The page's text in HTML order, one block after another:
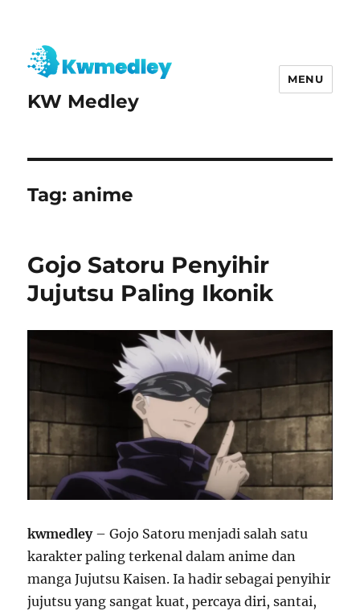
KW Medley
MENU
Tag:anime
Gojo Satoru Penyihir
Jujutsu Paling Ikonik
kwmedley– Gojo Satoru menjadi salah satu
karakter paling terkenal dalam anime dan
manga Jujutsu Kaisen. Ia hadir sebagai penyihir
jujutsu yang sangat kuat, percaya diri, santai,